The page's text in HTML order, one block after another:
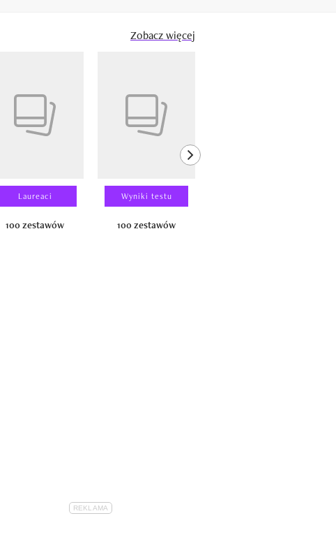
Zobacz więcej
Laureaci
100 zestawów
Wyniki testu
100 zestawów
next element